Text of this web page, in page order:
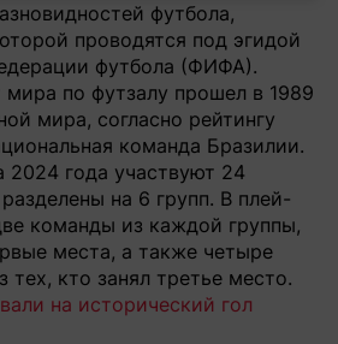
футбола,
проводятся под эгидой
футбола (ФИФА).
по футзалу прошел в 1989
мира, согласно рейтингу
команда Бразилии.
2024 года участвуют 24
на 6 групп. В плей-
команды из каждой группы,
места, а также четыре
кто занял третье место.
на исторический гол